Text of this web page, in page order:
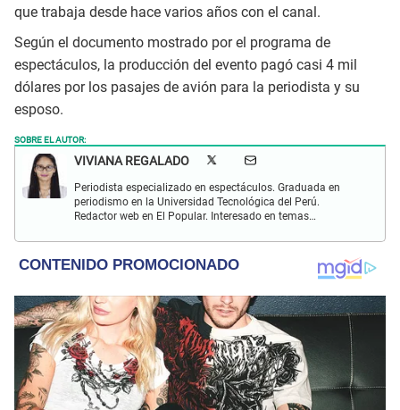
que trabaja desde hace varios años con el canal.
Según el documento mostrado por el programa de
espectáculos, la producción del evento pagó casi 4 mil
dólares por los pasajes de avión para la periodista y su
esposo.
SOBRE EL AUTOR:
VIVIANA REGALADO
Periodista especializado en espectáculos. Graduada en
periodismo en la Universidad Tecnológica del Perú.
Redactor web en El Popular. Interesado en temas
y crónicas.